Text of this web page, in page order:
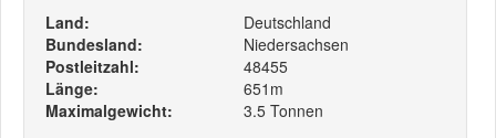
Land:
Deutschland
Bundesland:
Niedersachsen
Postleitzahl:
48455
Länge:
651m
Maximalgewicht:
3.5 Tonnen